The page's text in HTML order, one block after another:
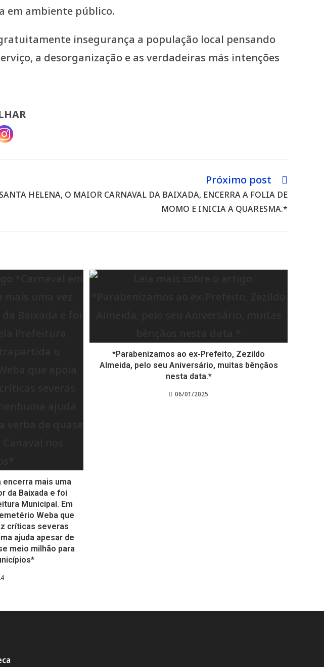
em ambiente público.
insegurança a população local pensando
a desorganização e as verdadeiras más intenções
Próximo post
HELENA, O MAIOR CARNAVAL DA BAIXADA, ENCERRA A FOLIA DE
MOMO E INICIA A QUARESMA.*
encerra mais uma
da Baixada e foi
Municipal. Em
Weba que
críticas severas
ajuda apesar de
meio milhão para
*Parabenizamos ao ex-Prefeito, Zezildo
Almeida, pelo seu Aniversário, muitas bênçãos
nesta data.*
06/01/2025